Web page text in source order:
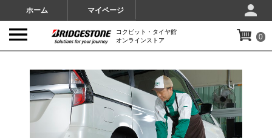
ホーム マイページ
コクピット・タイヤ館
オンラインストア
0